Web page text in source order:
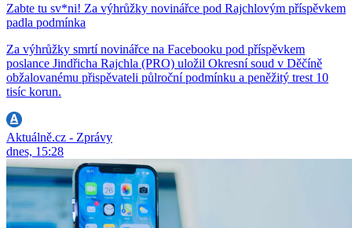
Zabte tu sv*ni! Za výhrůžky novinářce pod Rajchlovým příspěvkem
padla podmínka
Za výhrůžky smrtí novinářce na Facebooku pod příspěvkem
poslance Jindřicha Rajchla (PRO) uložil Okresní soud v Děčíně
obžalovanému přispěvateli půlroční podmínku a peněžitý trest 10
tisíc korun.
Aktuálně.cz - Zprávy
dnes, 15:28